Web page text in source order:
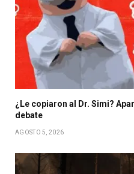
¿Le copiaron al Dr. Simi?
debate
AGOSTO 5, 2026